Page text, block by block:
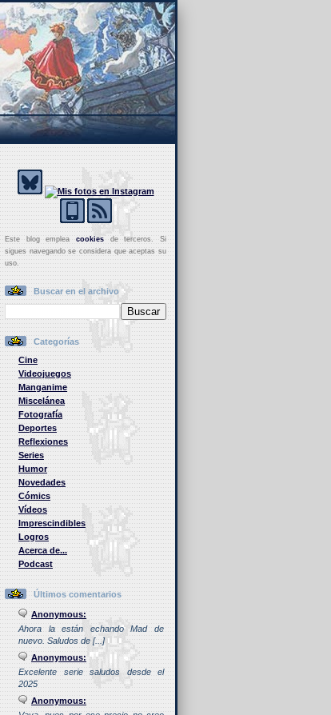
Este blog empleacookies de terceros. Si
sigues navegando se considera que aceptas su
uso.
Buscar en el archivo
Categorías
Cine
Videojuegos
Manganime
Miscelánea
Fotografía
Deportes
Reflexiones
Series
Humor
Novedades
Cómics
Vídeos
Imprescindibles
Logros
Acerca de...
Podcast
Últimos comentarios
Anonymous:
Ahora la están echando Mad de
nuevo. Saludos de [...]
Anonymous:
Excelente serie saludos desde el
2025
Anonymous: